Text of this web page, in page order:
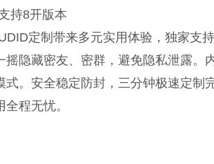
持8开版本
定制带来多元实用体验，独家支
隐藏密友、密群，避免隐私泄露。
。安全稳定防封，三分钟极速定制
程无忧。